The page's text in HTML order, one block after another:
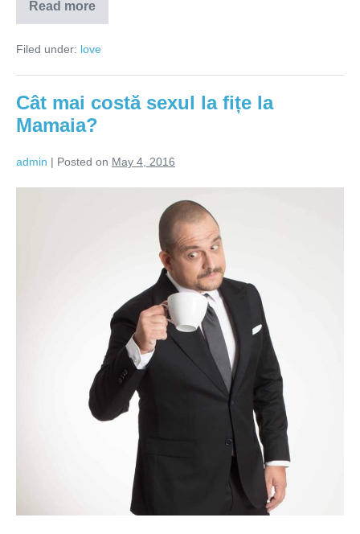
Read more
Urâtele
mă
Filed under: love
Cât mai costă sexul la fițe la
Mamaia?
admin | Posted on May 4, 2016